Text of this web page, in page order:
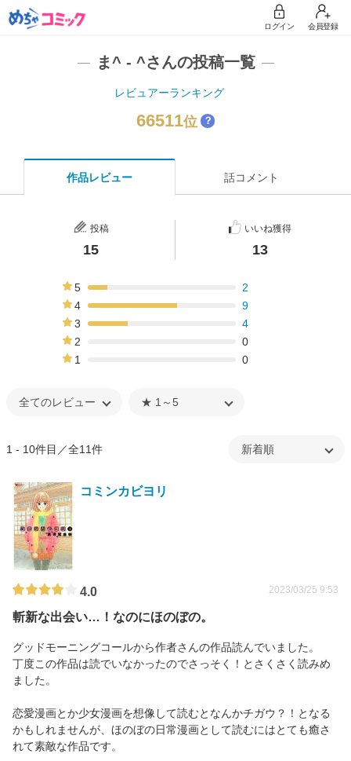
ログイン 会員登録
ま^ - ^さんの投稿一覧
レビュアーランキング
66511位 ？
作品レビュー 話コメント
投稿
15
いいね獲得
13
5
2
4
9
3
4
2
0
1
0
1 - 10件目／全11件
コミンカビヨリ
4.0 2023/03/25 9:53
斬新な出会い…！なのにほのぼの。
グッドモーニングコールから作者さんの作品読んでいました。
丁度この作品は読でいなかったのでさっそく！とさくさく読みめ
ました。
恋愛漫画とか少女漫画を想像して読むとなんかチガウ？！となる
かもしれませんが、ほのぼの日常漫画として読むにはとても癒さ
れて素敵な作品です。